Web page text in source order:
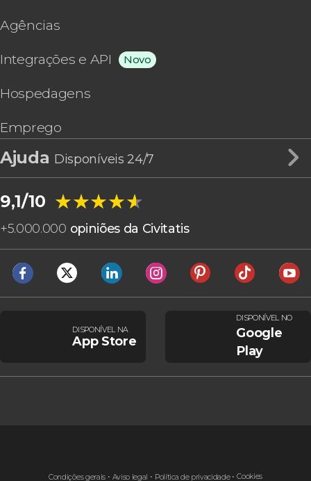
Agências
Integrações e API Novo
Hospedagens
Emprego
Ajuda Disponíveis 24/7
9,1/10 ★★★★★
★★★★★
+5.000.000 opiniões da Civitatis
DISPONÍVEL NA
App Store
DISPONÍVEL NO
Google
Play
Condições gerais Aviso legal Política de privacidade Cookies